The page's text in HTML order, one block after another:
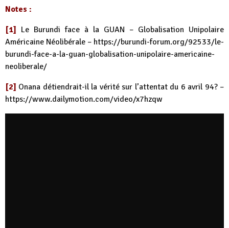
Notes :
[1] Le Burundi face à la GUAN – Globalisation Unipolaire
Américaine Néolibérale – https://burundi-forum.org/92533/le-
burundi-face-a-la-guan-globalisation-unipolaire-americaine-
neoliberale/
[2] Onana détiendrait-il la vérité sur l’attentat du 6 avril 94? –
https://www.dailymotion.com/video/x7hzqw